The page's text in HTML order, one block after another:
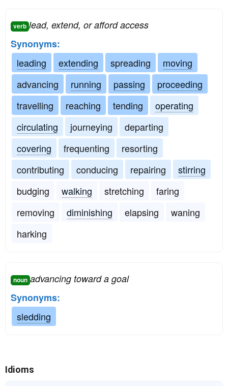
verb lead, extend, or afford access
Synonyms:
leading
extending spreading
moving
advancing
running passing
proceeding
travelling
reaching tending
operating
circulating
journeying
departing
covering
frequenting
resorting
contributing
conducing repairing
stirring
budging
walking stretching
faring
removing
diminishing elapsing
waning
harking
noun advancing toward a goal
Synonyms:
sledding
Idioms